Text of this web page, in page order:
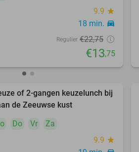
9.9 star
18 min. directions_car
Regulier €22,75
€13,75
38%
of 2-gangen keuzelunch bij
de Zeeuwse kust
Do Vr
Za
9.9 star